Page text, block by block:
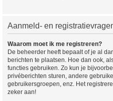
Aanmeld- en
Waarom moet ik me registreren?
De beheerder heeft bepaalt of je al
berichten te plaatsen. Hoe dan ook,
functies gebruiken. Zo kun je
privéberichten sturen, andere
gebruikersgroepen, enz. Het
zeker aan!